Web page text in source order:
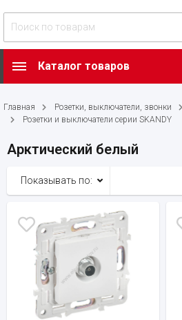
Каталог товаров
Главная Розетки, выключатели, звонки
Розетки и выключатели серии SKANDY
Арктический белый
Показывать по: